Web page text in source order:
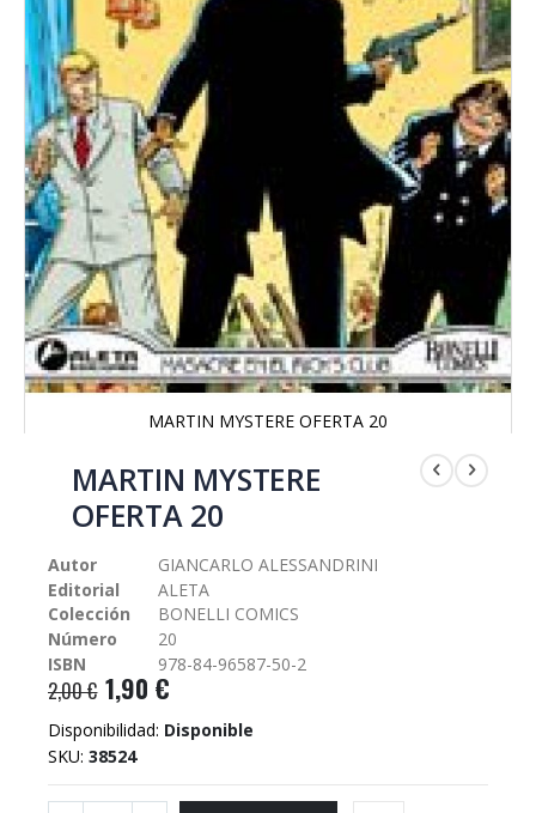
MARTIN MYSTERE OFERTA 20
comienzo
galería
imágenes
MARTIN MYSTERE
OFERTA 20
Autor
GIANCARLO ALESSANDRINI
Editorial
ALETA
Colección
BONELLI COMICS
Número
20
ISBN
978-84-96587-50-2
2,00 € 1,90 €
Disponibilidad: Disponible
SKU 38524